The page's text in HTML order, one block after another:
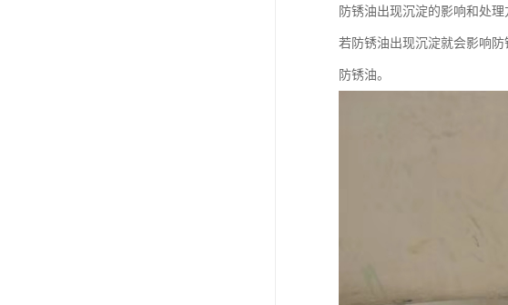
防锈油出现沉淀的影响和处理
若防锈油出现沉淀就会影响
防锈油。